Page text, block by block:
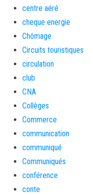
centre aéré
cheque energie
Chômage
Circuits touristiques
circulation
club
CNA
Collèges
Commerce
communication
communiqué
Communiqués
conférence
conte